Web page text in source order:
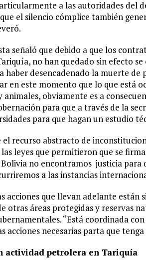
a las autoridades del
el silencio cómplice también
señaló que debido a que los
no han quedado sin efecto
haber desencadenado la muerte de
en este momento que lo que está
animales, obviamente es a
para que a través de la
para que hagan un estudio
el recurso abstracto de
leyes que permitieron que se
no encontramos justicia para
a las instancias
acciones que llevan adelante están
otras áreas protegidas y reservas
“Está coordinada
acciones necesarias parta que
actividad petrolera en Tariquía